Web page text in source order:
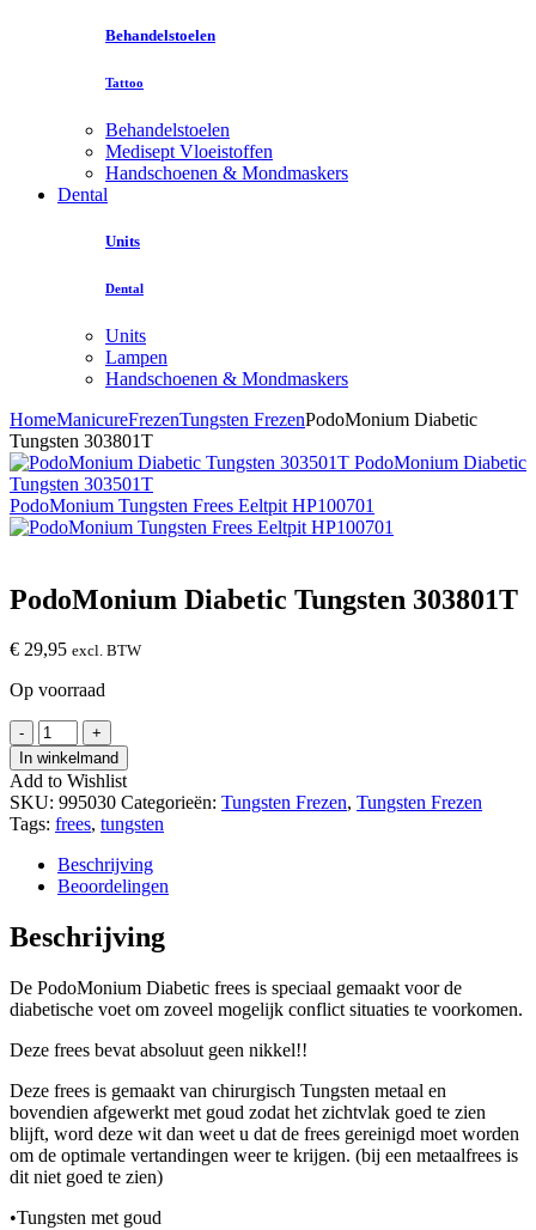
Behandelstoelen
Tattoo
Behandelstoelen
Medisept Vloeistoffen
Handschoenen & Mondmaskers
Dental
Units
Dental
Units
Lampen
Handschoenen & Mondmaskers
HomeManicureFrezenTungsten FrezenPodoMonium Diabetic
Tungsten 303801T
PodoMonium Diabetic
Tungsten 303501T
PodoMonium Tungsten Frees Eeltpit HP100701
PodoMonium Diabetic Tungsten 303801T
€ 29,95 excl. BTW
Op voorraad
-
PodoMonium
Diabetic
Tungsten
303801T
hoeveelheid
+
In winkelmand
Add to Wishlist
SKU: 995030 Categorieën: Tungsten Frezen, Tungsten Frezen
Tags: frees, tungsten
Beschrijving
Beoordelingen
Beschrijving
De PodoMonium Diabetic frees is speciaal gemaakt voor de
diabetische voet om zoveel mogelijk conflict situaties te voorkomen.
Deze frees bevat absoluut geen nikkel!!
Deze frees is gemaakt van chirurgisch Tungsten metaal en
bovendien afgewerkt met goud zodat het zichtvlak goed te zien
blijft, word deze wit dan weet u dat de frees gereinigd moet worden
om de optimale vertandingen weer te krijgen. (bij een metaalfrees is
dit niet goed te zien)
•Tungsten met goud